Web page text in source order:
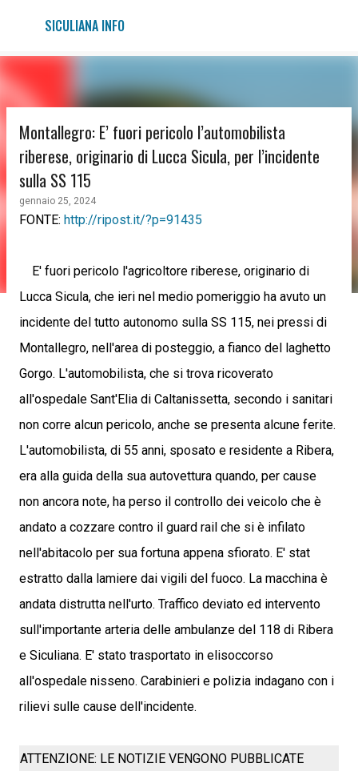
Passa ai contenuti principali
SICULIANA INFO
Montallegro: E’ fuori pericolo l’automobilista
riberese, originario di Lucca Sicula, per l’incidente
sulla SS 115
gennaio 25, 2024
FONTE: http://ripost.it/?p=91435
E' fuori pericolo l'agricoltore riberese, originario di
Lucca Sicula, che ieri nel medio pomeriggio ha avuto un
incidente del tutto autonomo sulla SS 115, nei pressi di
Montallegro, nell'area di posteggio, a fianco del laghetto
Gorgo. L'automobilista, che si trova ricoverato
all'ospedale Sant'Elia di Caltanissetta, secondo i sanitari
non corre alcun pericolo, anche se presenta alcune ferite.
L'automobilista, di 55 anni, sposato e residente a Ribera,
era alla guida della sua autovettura quando, per cause
non ancora note, ha perso il controllo dei veicolo che è
andato a cozzare contro il guard rail che si è infilato
nell'abitacolo per sua fortuna appena sfiorato. E' stat
estratto dalla lamiere dai vigili del fuoco. La macchina è
andata distrutta nell'urto. Traffico deviato ed intervento
sull'importante arteria delle ambulanze del 118 di Ribera
e Siculiana. E' stato trasportato in elisoccorso
all'ospedale nisseno. Carabinieri e polizia indagano con i
rilievi sulle cause dell'incidente.
ATTENZIONE: LE NOTIZIE VENGONO PUBBLICATE